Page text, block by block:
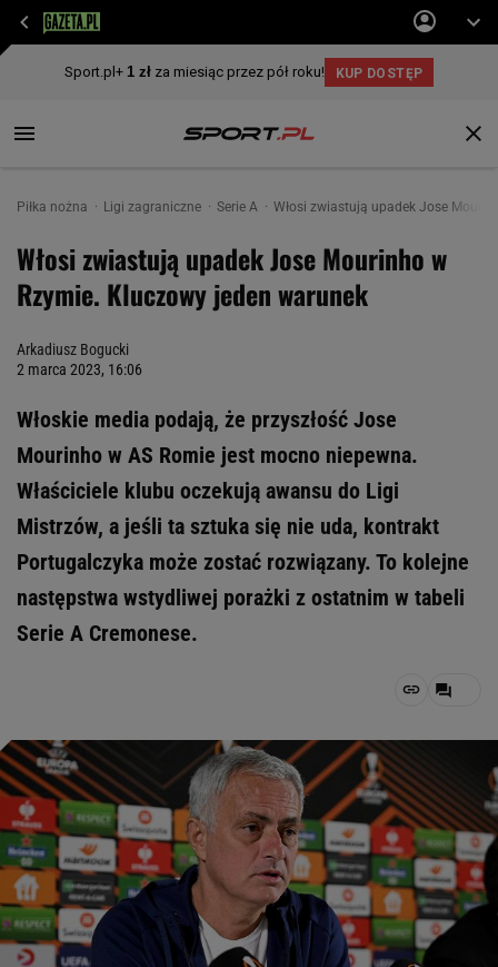
Piłka nożna Ligi zagraniczne Serie A Włosi zwiastują upadek Jose
Włosi zwiastują upadek Jose Mourinho w
Rzymie. Kluczowy jeden warunek
Arkadiusz Bogucki
2 marca 2023, 16:06
Włoskie media podają, że przyszłość Jose
Mourinho w AS Romie jest mocno niepewna.
Właściciele klubu oczekują awansu do Ligi
Mistrzów, a jeśli ta sztuka się nie uda, kontrakt
Portugalczyka może zostać rozwiązany. To kolejne
następstwa wstydliwej porażki z ostatnim w tabeli
Serie A Cremonese.